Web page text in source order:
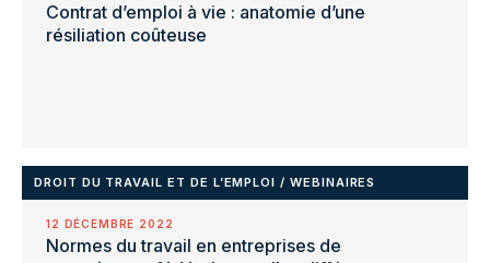
Contrat d’emploi à vie : anatomie d’une
résiliation coûteuse
DROIT DU TRAVAIL ET DE L’EMPLOI / WEBINAIRES
12 DÉCEMBRE 2022
Normes du travail en entreprises de